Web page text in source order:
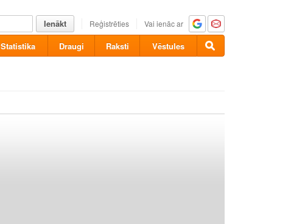
Ienākt Reģistrēties Vai ienāc ar
Statistika Draugi Raksti Vēstules